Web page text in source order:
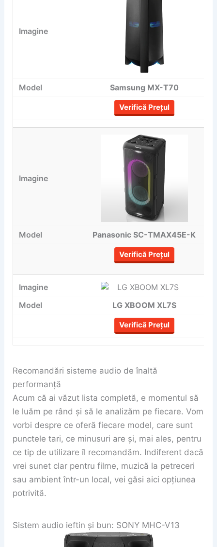
Samsung MX-T70
Verifică Prețul
Panasonic SC-TMAX45E-K
Verifică Prețul
LG XBOOM XL7S
Verifică Prețul
Recomandări sisteme audio de înaltă
performanță
Acum că ai văzut lista completă, e momentul să
le luăm pe rând și să le analizăm pe fiecare. Vom
vorbi despre ce oferă fiecare model, care sunt
punctele tari, ce minusuri are și, mai ales, pentru
ce tip de utilizare îl recomandăm. Indiferent dacă
vrei sunet clar pentru filme, muzică la petreceri
sau ambient într-un local, vei găsi aici opțiunea
potrivită.
Sistem audio ieftin și bun: SONY MHC-V13